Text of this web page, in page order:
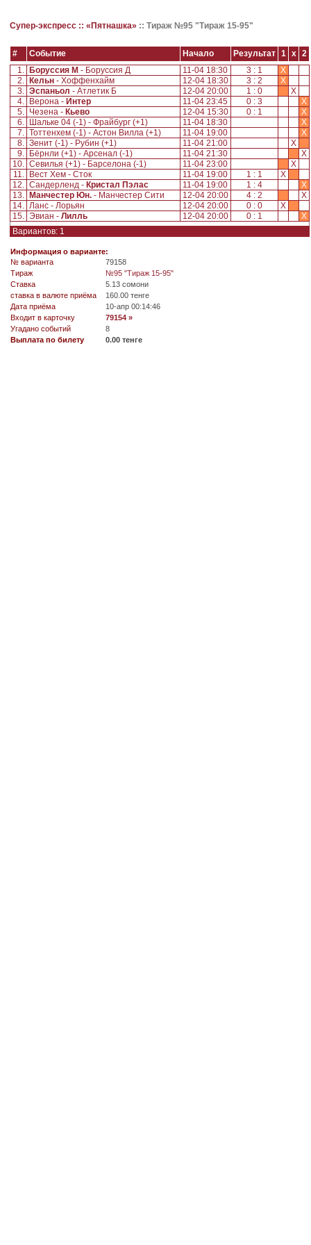
Супер-экспресс :: «Пятнашка» :: Тираж №95 "Тираж 15-95"
# Событие Начало Результат 1 x
2
1.
Боруссия М - Боруссия Д 11-04 18:30 3 : 1
X
2.
Кельн - Хоффенхайм 12-04 18:30 3 : 2
X
3. Эспаньол - Атлетик Б 12-04 20:00 1 : 0
X
4.
Верона - Интер 11-04 23:45 0 : 3
X
5. Чезена - Кьево 12-04 15:30 0 : 1
X
6.
Шальке 04 (-1) - Фрайбург (+1) 11-04 18:30
X
7. Тоттенхем (-1) - Астон Вилла (+1) 11-04 19:00
X
8. Зенит (-1) - Рубин (+1) 11-04 21:00
X
9.
Бёрнли (+1) - Арсенал (-1) 11-04 21:30
X
10. Севилья (+1) - Барселона (-1) 11-04 23:00
X
11.
Вест Хем - Сток 11-04 19:00 1 : 1
X
12. Сандерленд - Кристал Пэлас 11-04 19:00 1 : 4
X
13.
Манчестер Юн. - Манчестер Сити 12-04 20:00 4 : 2
X
14. Ланс - Лорьян 12-04 20:00 0 : 0
X
15. Эвиан - Лилль 12-04 20:00 0 : 1
X
Вариантов: 1
Информация о варианте:
№ варианта
79158
Tираж
№95 "Тираж 15-95"
Ставка
5.13 сомони
ставка в валюте приёма
160.00 тенге
Дата приёма
10-апр 00:14:46
Входит в карточку
79154 »
Угадано событий
8
Выплата по билету
0.00 тенге